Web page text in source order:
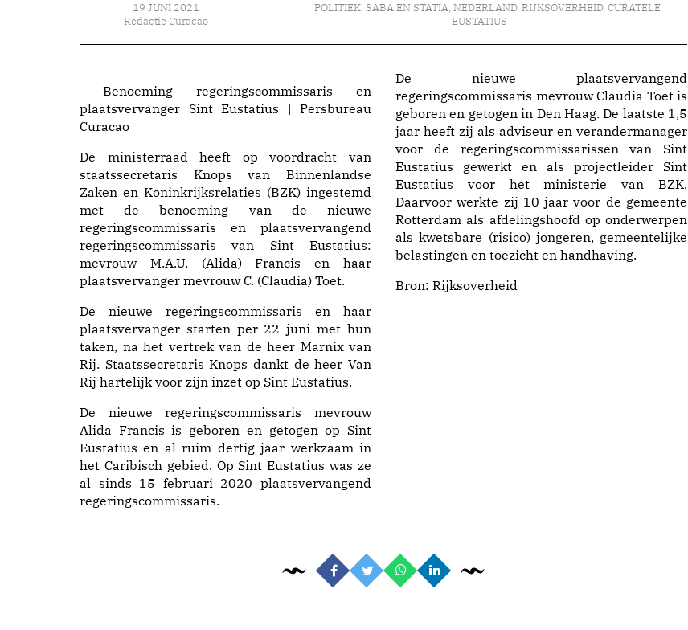
19 JUNI 2021
Redactie Curacao
POLITIEK, SABA EN STATIA,NEDERLAND,RIJKSOVERHEID,CURATELE
EUSTATIUS
Benoeming regeringscommissaris en
plaatsvervanger Sint Eustatius | Persbureau
Curacao
De ministerraad heeft op voordracht van
staatssecretaris Knops van Binnenlandse
Zaken en Koninkrijksrelaties (BZK) ingestemd
met de benoeming van de nieuwe
regeringscommissaris en plaatsvervangend
regeringscommissaris van Sint Eustatius:
mevrouw M.A.U. (Alida) Francis en haar
plaatsvervanger mevrouw C. (Claudia) Toet.
De nieuwe regeringscommissaris en haar
plaatsvervanger starten per 22 juni met hun
taken, na het vertrek van de heer Marnix van
Rij. Staatssecretaris Knops dankt de heer Van
Rij hartelijk voor zijn inzet op Sint Eustatius.
De nieuwe regeringscommissaris mevrouw
Alida Francis is geboren en getogen op Sint
Eustatius en al ruim dertig jaar werkzaam in
het Caribisch gebied. Op Sint Eustatius was ze
al sinds 15 februari 2020 plaatsvervangend
regeringscommissaris.
De nieuwe plaatsvervangend
regeringscommissaris mevrouw Claudia Toet is
geboren en getogen in Den Haag. De laatste 1,5
jaar heeft zij als adviseur en verandermanager
voor de regeringscommissarissen van Sint
Eustatius gewerkt en als projectleider Sint
Eustatius voor het ministerie van BZK.
Daarvoor werkte zij 10 jaar voor de gemeente
Rotterdam als afdelingshoofd op onderwerpen
als kwetsbare (risico) jongeren, gemeentelijke
belastingen en toezicht en handhaving.
Bron: Rijksoverheid